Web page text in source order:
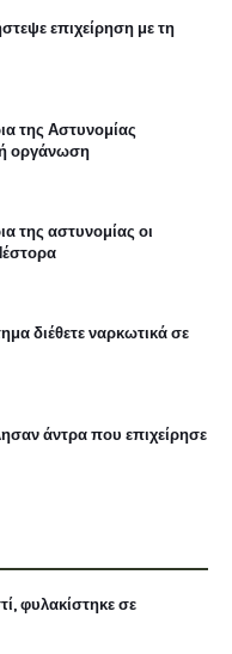
επιχείρηση με τη
της Αστυνομίας
οργάνωση
της αστυνομίας οι
διέθετε ναρκωτικά σε
άντρα που επιχείρησε
φυλακίστηκε σε